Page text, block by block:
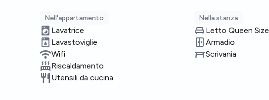
Nell'appartamento
Lavatrice
Lavastoviglie
Wifi
Riscaldamento
Utensili da cucina
Nella stanza
Letto Queen Size
Armadio
Scrivania